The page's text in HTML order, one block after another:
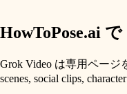
HowToPose.ai
Grok Video は専用ペー
scenes, social clips,